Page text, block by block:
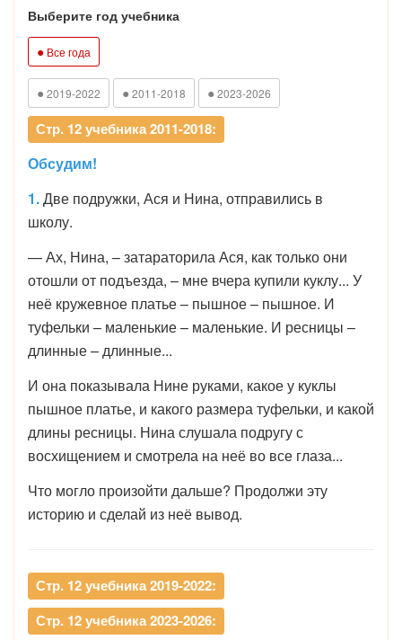
Выберите год учебника
● Все года
● 2019-2022 ● 2011-2018 ● 2023-2026
Стр. 12 учебника 2011-2018:
Обсудим!
1.Две подружки, Ася и Нина, отправились в
школу.
— Ах, Нина, – затараторила Ася, как только они
отошли от подъезда, – мне вчера купили куклу... У
неё кружевное платье – пышное – пышное. И
туфельки – маленькие – маленькие. И ресницы –
длинные – длинные...
И она показывала Нине руками, какое у куклы
пышное платье, и какого размера туфельки, и какой
длины ресницы. Нина слушала подругу с
восхищением и смотрела на неё во все глаза...
Что могло произойти дальше? Продолжи эту
историю и сделай из неё вывод.
Стр. 12 учебника 2019-2022:
Стр. 12 учебника 2023-2026: